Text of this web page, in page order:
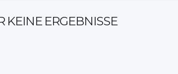
KEINE ERGEBNISSE